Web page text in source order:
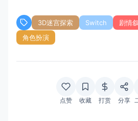
3D迷宫探索 Switch 剧情
角色扮演
点赞 收藏 打赏 分享